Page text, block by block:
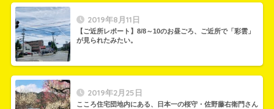
2019年8月11日
【ご近所レポート】8/8～10のお昼ごろ、ご近所で「彩雲」
が見られたみたい。
2019年2月25日
こころ住宅団地内にある、日本一の桜守・佐野藤右衛門さん